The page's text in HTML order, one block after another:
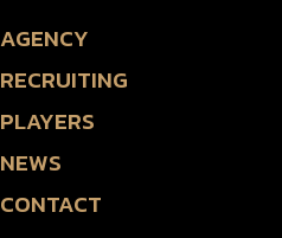
AGENCY
RECRUITING
PLAYERS
NEWS
CONTACT